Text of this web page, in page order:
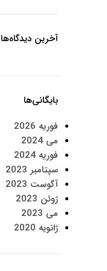
آخرین دیدگاه‌ها
بایگانی‌ها
فوریه 2026
می 2024
فوریه 2024
سپتامبر 2023
آگوست 2023
ژوئن 2023
می 2023
ژانویه 2020